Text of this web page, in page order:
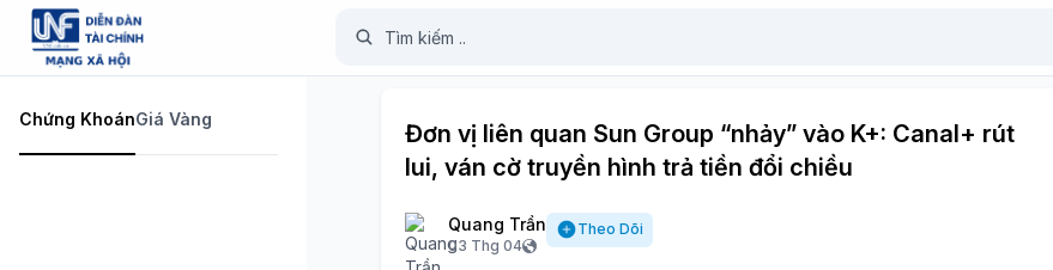
Chứng KhoánGiá Vàng
Đơn vị liên quan Sun Group “nhảy” vào K+: Canal+ rút
lui, ván cờ truyền hình trả tiền đổi chiều
Quang Trần
03 Thg 04
Theo Dõi